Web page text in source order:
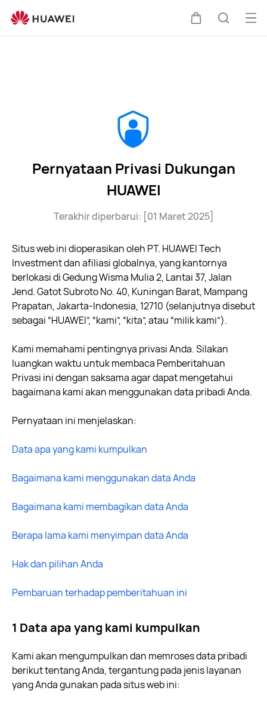
Privasi
Pernyataan Privasi Dukungan
HUAWEI
Terakhir diperbarui: [01 Maret 2025]
Situs web ini dioperasikan oleh PT. HUAWEI Tech
Investment dan afiliasi globalnya, yang kantornya
berlokasi di Gedung Wisma Mulia 2, Lantai 37, Jalan
Jend. Gatot Subroto No. 40, Kuningan Barat, Mampang
Prapatan, Jakarta-Indonesia, 12710 (selanjutnya disebut
sebagai “HUAWEI”, “kami”, “kita”, atau “milik kami”).
Kami memahami pentingnya privasi Anda. Silakan
luangkan waktu untuk membaca Pemberitahuan
Privasi ini dengan saksama agar dapat mengetahui
bagaimana kami akan menggunakan data pribadi Anda.
Pernyataan ini menjelaskan:
Data apa yang kami kumpulkan
Bagaimana kami menggunakan data Anda
Bagaimana kami membagikan data Anda
Berapa lama kami menyimpan data Anda
Hak dan pilihan Anda
Pembaruan terhadap pemberitahuan ini
1 Data apa yang kami kumpulkan
Kami akan mengumpulkan dan memroses data pribadi
berikut tentang Anda, tergantung pada jenis layanan
yang Anda gunakan pada situs web ini: